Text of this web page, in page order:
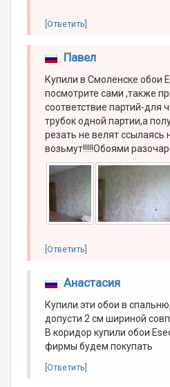
[Ответить]
Павел
Купили в Смоленске обои
посмотрите сами ,также
соответствие партий-для
трубок одной партии,а
резать не велят ссылаясь
возьмут!!!!!Обоями
[Ответить]
Анастасия
Купили эти обои в
допусти 2 см шириной
В коридор купили обои
фирмы будем покупать
[Ответить]